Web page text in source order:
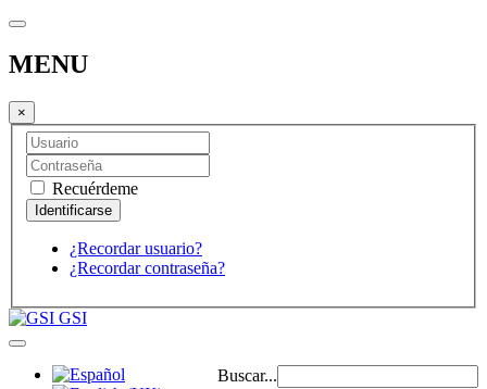
MENU
×
Recuérdeme
¿Recordar usuario?
¿Recordar contraseña?
GSI
Buscar...